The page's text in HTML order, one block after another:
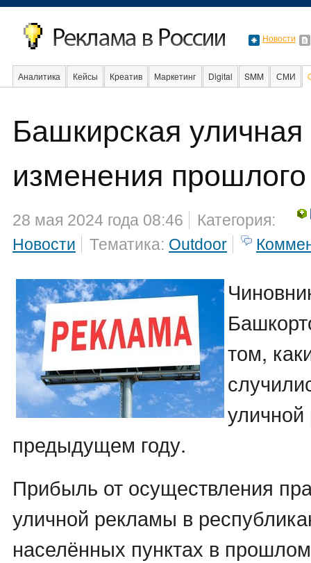
Новости
Аналитика Кейсы Креатив Маркетинг Digital SMM СМИ
Факты
Башкирская
изменения прошлого
28 мая 2024 года 08:46
Категория:
Новости
Тематика: Outdoor
том,
предыдущем году.
Прибыль от осуществления
уличной рекламы в
населённых пунктах в